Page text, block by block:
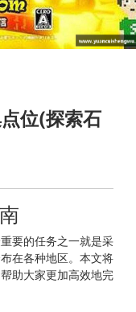
位(探索石
要的任务之一就是采
在各种地区。本文将
助大家更加高效地完